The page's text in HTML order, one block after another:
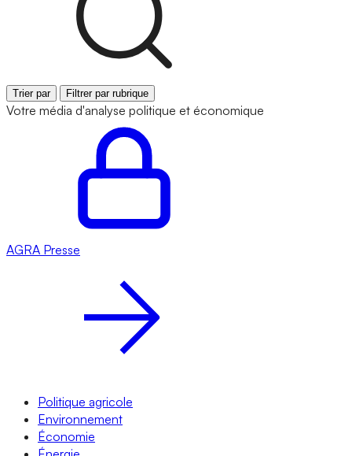
Trier par Filtrer par rubrique
Votre média d'analyse politique et économique
AGRA Presse
Politique agricole
Environnement
Économie